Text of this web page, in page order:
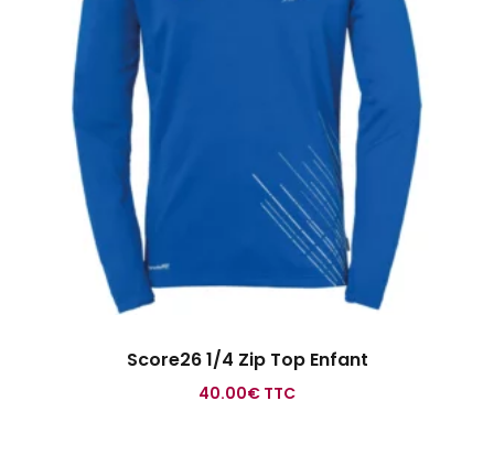
Score26 1/4 Zip Top Enfant
40.00€ TTC